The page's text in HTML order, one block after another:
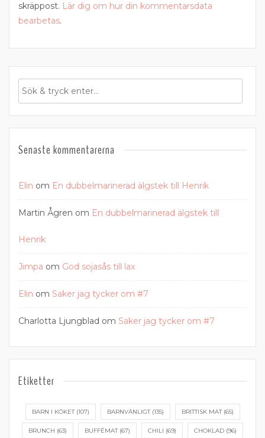
skräppost. Lär dig om hur din kommentarsdata
bearbetas.
Senaste kommentarerna
Elin om En dubbelmarinerad älgstek till Henrik
Martin Ågren om En dubbelmarinerad älgstek till
Henrik
Jimpa om God sojasås till lax
Elin om Saker jag tycker om #7
Charlotta Ljungblad om Saker jag tycker om #7
Etiketter
BARN I KÖKET(107) BARNVÄNLIGT(135) BRITTISK MAT(65)
BRUNCH (63) BUFFÉMAT(67) CHILI (69) CHOKLAD (96)